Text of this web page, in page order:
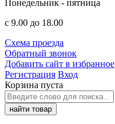
Понедельник - пятница
с 9.00 до 18.00
Схема проезда
Обратный звонок
Добавить сайт в избранное
Регистрация Вход
Корзина пуста